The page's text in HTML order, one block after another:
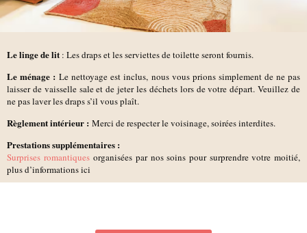
Le linge de lit : Les draps et les serviettes de toilette seront fournis.
Le ménage : Le nettoyage est inclus, nous vous prions simplement de ne pas
laisser de vaisselle sale et de jeter les déchets lors de votre départ. Veuillez de
ne pas laver les draps s’il vous plaît.
Règlement intérieur : Merci de respecter le voisinage, soirées interdites.
Prestations supplémentaires :
Surprises romantiques organisées par nos soins pour surprendre votre moitié,
plus d’informations ici